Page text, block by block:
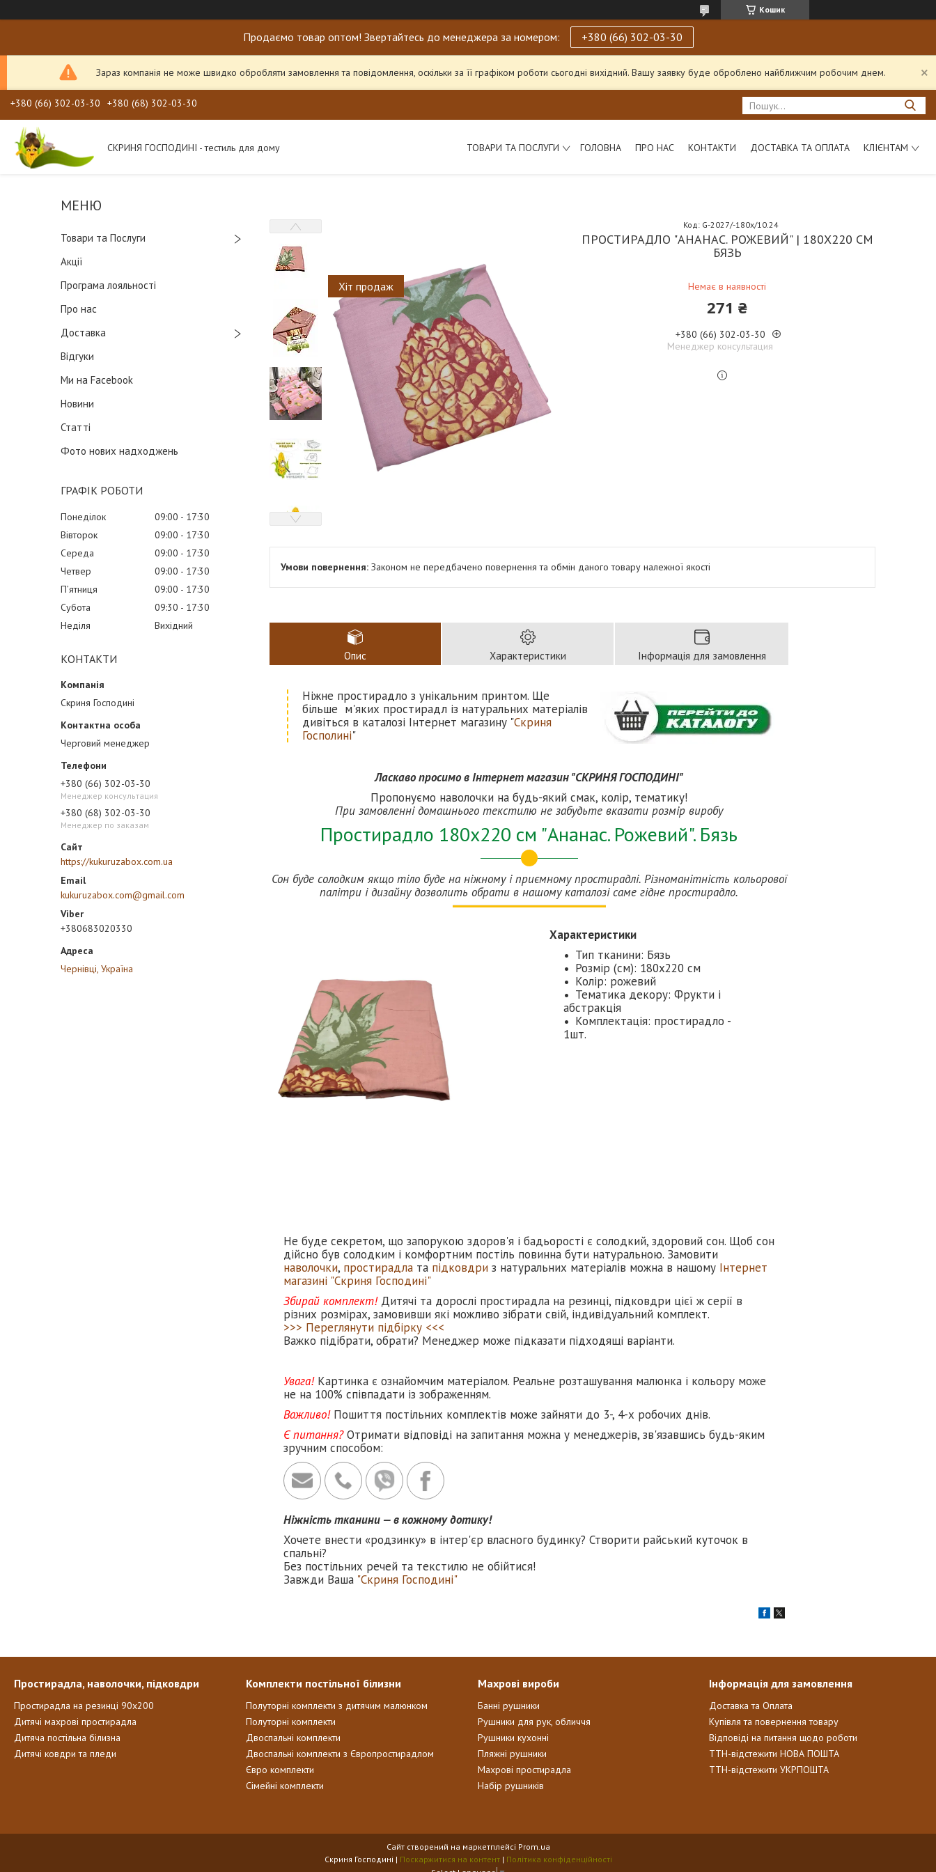
Кошик
Продаємо товар оптом! Звертайтесь до менеджера за номером: +380 (66) 302-03-30
Зараз компанія не може швидко обробляти замовлення та повідомлення, оскільки за її графіком роботи сьогодні вихідний. Вашу заявку буде оброблено найближчим робочим днем.
+380 (66) 302-03-30 +380 (68) 302-03-30
СКРИНЯ ГОСПОДИНІ - тестиль для дому ТОВАРИ ТА ПОСЛУГИ ГОЛОВНА ПРО НАС КОНТАКТИ ДОСТАВКА ТА ОПЛАТА КЛІЄНТАМ
Товари та Послуги
Акції
Програма лояльності
Про нас
Доставка
Відгуки
Ми на Facebook
Новини
Статті
Фото нових надходжень
ГРАФІК РОБОТИ
Понеділок 09:00
17:30
Вівторок
09:00
17:30
Середа
09:00
17:30
Четвер
09:00
17:30
Пʼятниця
09:00
17:30
Субота
09:30
17:30
Неділя
Вихідний
КОНТАКТИ
Скриня Господині
Черговий менеджер
+380 (66) 302-03-30
Менеджер консультация
+380 (68) 302-03-30
Менеджер по заказам
https://kukuruzabox.com.ua
kukuruzabox.com@gmail.com
+380683020330
Чернівці, Україна
Хіт продаж
ПРОСТИРАДЛО "АНАНАС. РОЖЕВИЙ" | 180Х220 СМ
БЯЗЬ
Немає в наявності
Код: G-2027/-180х/10.24
271 ₴
+380 (66) 302-03-30
Менеджер консультация
Законом не передбачено повернення та обмін даного товару належної якості
Опис Характеристики Інформація для замовлення
Ніжне простирадло з унікальним принтом. Ще
більше м'яких простирадл із натуральних матеріалів
дивіться в каталозі Інтернет магазину "Скриня
Госполині"
Ласкаво просимо в Інтернет магазин "СКРИНЯ ГОСПОДИНІ"
Пропонуємо наволочки на будь-який смак, колір, тематику!
При замовленні домашнього текстилю не забудьте вказати розмір виробу
Простирадло 180х220 см "Ананас. Рожевий". Бязь
Сон буде солодким якщо тіло буде на ніжному і приємному простирадлі. Різноманітність кольорової
палітри і дизайну дозволить обрати в нашому каталозі саме гідне простирадло.
Характеристики
Тип тканини: Бязь
Розмір (см): 180х220 см
Колір: рожевий
Тематика декору: Фрукти і
абстракція
Комплектація: простирадло -
1шт.
Не буде секретом, що запорукою здоров'я і бадьорості є солодкий, здоровий сон. Щоб сон
дійсно був солодким і комфортним постіль повинна бути натуральною. Замовити
наволочки, простирадла та підковдри з натуральних матеріалів можна в нашому Інтернет
магазині "Скриня Господині"
Збирай комплект!Дитячі та дорослі простирадла на резинці, підковдри цієї ж серії в
різних розмірах, замовивши які можливо зібрати свій, індивідуальний комплект.
>>> Переглянути підбірку <<<
Важко підібрати, обрати? Менеджер може підказати підходящі варіанти.
Увага! Картинка є ознайомчим матеріалом. Реальне розташування малюнка і кольору може
не на 100% співпадати із зображенням.
Важливо! Пошиття постільних комплектів може зайняти до 3-, 4-х робочих днів.
Є питання?Отримати відповіді на запитання можна у менеджерів, зв'язавшись будь-яким
зручним способом:
Ніжність тканини — в кожному дотику!
Хочете внести «родзинку» в інтер'єр власного будинку? Створити райський куточок в
спальні?
Без постільних речей та текстилю не обійтися!
Завжди Ваша "Скриня Господині"
Простирадла, наволочки, підковдри
Простирадла на резинці 90х200
Дитячі махрові простирадла
Дитяча постільна білизна
Дитячі ковдри та пледи
Комплекти постільної білизни
Полуторні комплекти з дитячим малюнком
Полуторні комплекти
Двоспальні комплекти
Двоспальні комплекти з Європростирадлом
Євро комплекти
Сімейні комплекти
Махрові вироби
Банні рушники
Рушники для рук, обличчя
Рушники кухонні
Пляжні рушники
Махрові простирадла
Набір рушників
Інформація для замовлення
Доставка та Оплата
Купівля та повернення товару
Відповіді на питання щодо роботи
ТТН-відстежити НОВА ПОШТА
ТТН-відстежити УКРПОШТА
Сайт створений на маркетплейсі Prom.ua
Скриня Господині | Поскаржитися на контент | Політика конфіденційності